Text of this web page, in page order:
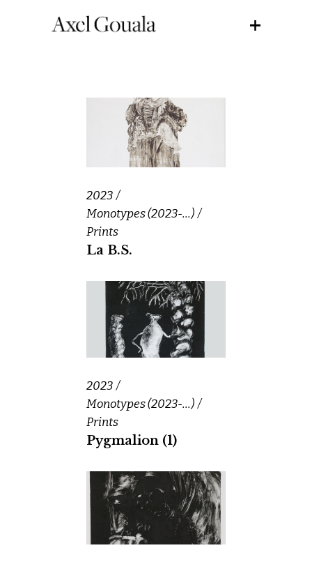
2023
Monotypes (2023-...)
Prints
La B.S.
2023
Monotypes (2023-...)
Prints
Pygmalion (1)